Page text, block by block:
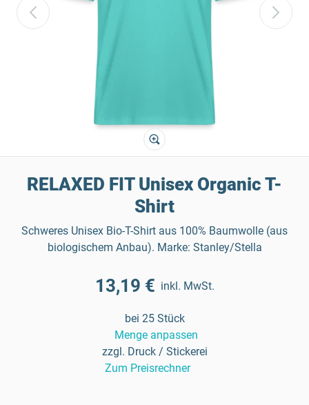
RELAXED FIT Unisex Organic T-
Shirt
Schweres Unisex Bio-T-Shirt aus 100% Baumwolle (aus
biologischem Anbau). Marke: Stanley/Stella
13,19 € inkl. MwSt.
bei 25 Stück
Menge anpassen
zzgl. Druck / Stickerei
Zum Preisrechner